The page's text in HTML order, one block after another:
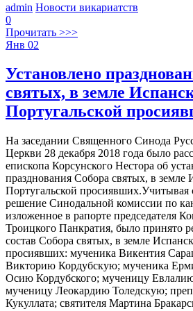
admin Новости викариатств
0
Прочитать >>>
Янв 02
Установлено
святых, в земле
Португальской
На заседании Священного Синода
Церкви 28 декабря 2018 года было
епископа Корсунского Нестора об
празднования Собора святых, в земле
Португальской просиявших.Учитывая
решение Синодальной комиссии по
изложенное в рапорте председателя
Троицкого Панкратия, было принято
состав Собора святых, в земле
просиявших: мученика Викентия
Викторию Кордубскую; мученика
Осию Кордубского; мученицу
мученицу Леокардию Толедскую;
Кукуллата; святителя Мартина